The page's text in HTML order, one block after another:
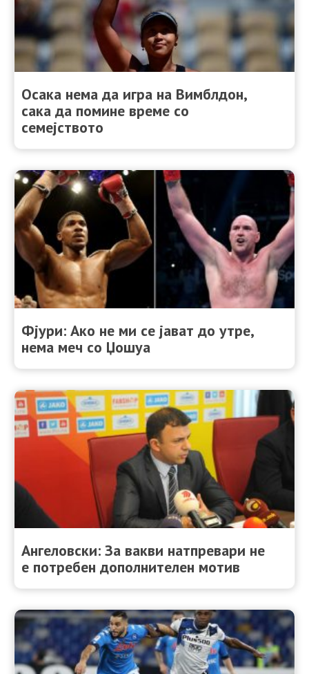
Осака нема да игра на Вимблдон,
сака да помине време со
семејството
Фјури: Ако не ми се јават до утре,
нема меч со Џошуа
Ангеловски: За вакви натпревари не
е потребен дополнителен мотив